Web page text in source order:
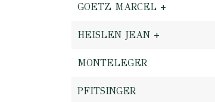
GOETZ MARCEL +
HEISLEN JEAN +
MONTELEGER
PFITSINGER